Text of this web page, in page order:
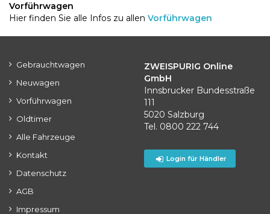
Vorführwagen
Hier finden Sie alle Infos zu allen Vorführwagen
Gebrauchtwagen
Neuwagen
Vorführwagen
Oldtimer
Alle Fahrzeuge
Kontakt
Datenschutz
AGB
Impressum
ZWEISPURIG Online
GmbH
Innsbrucker Bundesstraße
111
5020 Salzburg
Tel. 0800 222 744
Login für Händler